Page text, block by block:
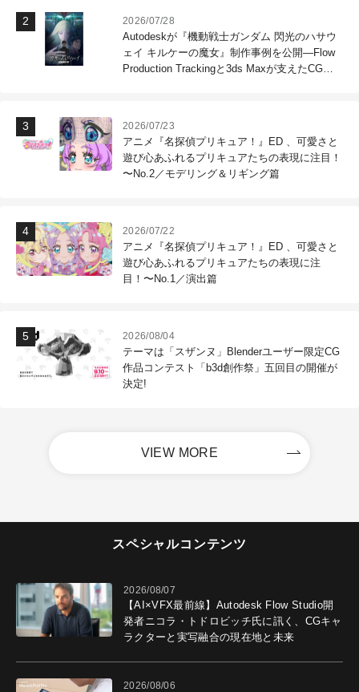
2026/07/28
Autodeskが『機動戦士ガンダム 閃光のハサウ
ェイ キルケーの魔女』制作事例を公開―Flow
Production Trackingと3ds Maxが支えたCG制
2026/07/23
アニメ『名探偵プリキュア！』ED 、可愛さと
遊び心あふれるプリキュアたちの表現に注目！
〜No.2／モデリング＆リギング篇
2026/07/22
アニメ『名探偵プリキュア！』ED 、可愛さと
遊び心あふれるプリキュアたちの表現に注
目！〜No.1／演出篇
2026/08/04
テーマは「スザンヌ」Blenderユーザー限定CG
作品コンテスト「b3d創作祭」五回目の開催が
決定!
VIEW MORE
スペシャルコンテンツ
2026/08/07
【AI×VFX最前線】Autodesk Flow Studio開
発者ニコラ・トドロビッチ氏に訊く、CGキャ
ラクターと実写融合の現在地と未来
2026/08/06